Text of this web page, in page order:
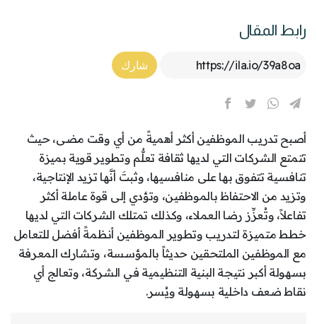
رابط المقال
Article Link
شارك
أصبح تدريب الموظفين أكثر أهميةً من أي وقت مضى، حيث
تتمتع الشركات التي لديها ثقافة تعلُّم وتطوير قوية بميزة
تنافسية تتفوق بها على منافسيها، وثبتَ أنَّها تزيد الإنتاجية،
وتزيد من الاحتفاظ بالموظفين، وتؤدي إلى قوة عاملة أكثر
تفاعلاً، وتُعزِّز رضا العملاء، وكذلك تمتلك الشركات التي لديها
خطط متميزة لتدريب وتطوير الموظفين أنظمةً أفضل للتعامل
مع الموظفين الملتحقين حديثاً بالمؤسسة، وتشارك المعرفة
بسهولة أكبر نتيجة البنية التنظيمية في الشركة، وتعالج أي
نقاط ضعف داخلية بسهولة ويُسر.